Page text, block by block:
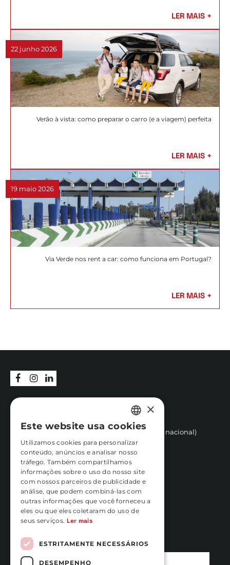
LER MAIS +
22 junho 2026
Verão à vista: como preparar o carro (e a viagem) perfeita
LER MAIS +
19 maio 2026
Via Verde nos rent a car: como funciona em Portugal?
LER MAIS +
+351 252 100 029 (Chamada para a rede fixa nacional)
reservas@carfast.pt
Iniciar Sessão
QUESTÕES FREQUENTES
TERMOS E CONDIÇÕES
POLÍTICA DE PRIVACIDADE E
PROTEÇÃO DE DADOS
LIVRO DE RECLAMAÇÕES
SUBSCREVA A NOSSA NEWSLETTER
PORTUGUESE
ENGLISH
FRENCH
×
Este website usa cookies
Utilizamos cookies para personalizar
conteúdo, anúncios e analisar nosso
tráfego. Também compartilhamos
informações sobre o uso do nosso site
com nossos parceiros de publicidade e
análise, que podem combiná-las com
outras informações que você forneceu a
eles ou que eles coletaram do uso de
seus serviços. Ler mais
ESTRITAMENTE NECESSÁRIOS
DESEMPENHO